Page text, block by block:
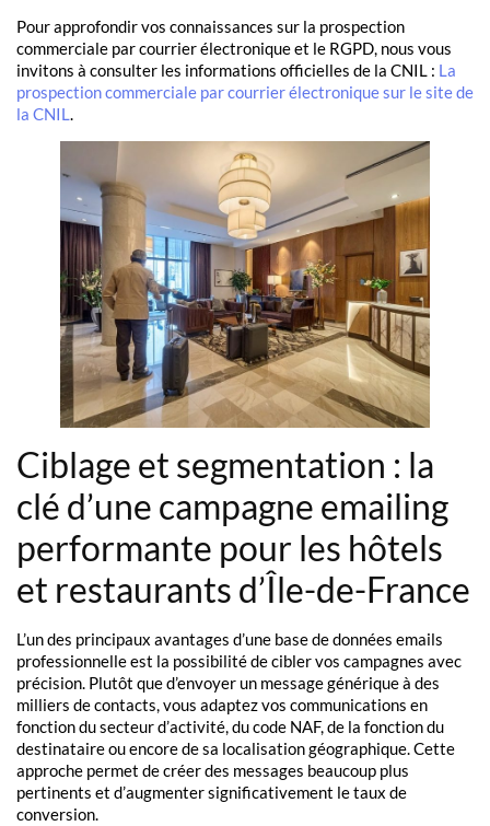
Pour approfondir vos connaissances sur la prospection
commerciale par courrier électronique et le RGPD, nous vous
invitons à consulter les informations officielles de la CNIL : La
prospection commerciale par courrier électronique sur le site de
la CNIL
Ciblage et segmentation : la
clé d’une campagne emailing
performante pour les hôtels
et restaurants d’Île-de-France
L’un des principaux avantages d’une base de données emails
professionnelle est la possibilité de cibler vos campagnes avec
précision. Plutôt que d’envoyer un message générique à des
milliers de contacts, vous adaptez vos communications en
fonction du secteur d’activité, du code NAF, de la fonction du
destinataire ou encore de sa localisation géographique. Cette
approche permet de créer des messages beaucoup plus
pertinents et d’augmenter significativement le taux de
conversion.